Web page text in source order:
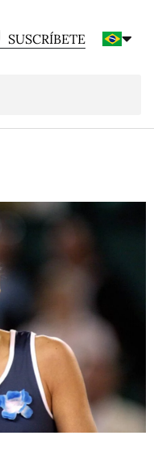
SUSCRÍBETE